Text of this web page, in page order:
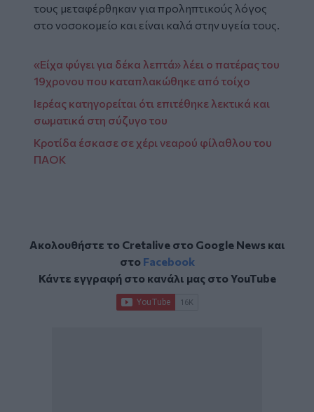
τους μεταφέρθηκαν για προληπτικούς λόγος
στο νοσοκομείο και είναι καλά στην υγεία τους.
«Είχα φύγει για δέκα λεπτά» λέει ο πατέρας του
19χρονου που καταπλακώθηκε από τοίχο
Ιερέας κατηγορείται ότι επιτέθηκε λεκτικά και
σωματικά στη σύζυγο του
Κροτίδα έσκασε σε χέρι νεαρού φίλαθλου του
ΠΑΟΚ
Ακολουθήστε το Cretalive στο Google Newsκαι
στο Facebook
Κάντε εγγραφή στο κανάλι μας στοYouTube